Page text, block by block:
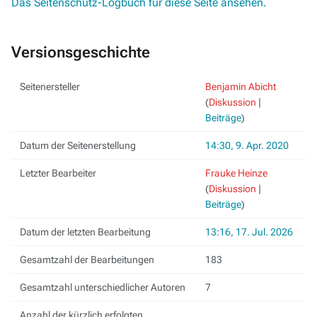
Versionsgeschichte
Seitenersteller
Benjamin Abicht
(Diskussion |
Beiträge)
Datum der Seitenerstellung 14:30, 9. Apr. 2020
Letzter Bearbeiter
Frauke Heinze
(Diskussion |
Beiträge)
Datum der letzten Bearbeitung 13:16, 17. Jul. 2026
Gesamtzahl der Bearbeitungen 183
Gesamtzahl unterschiedlicher Autoren 7